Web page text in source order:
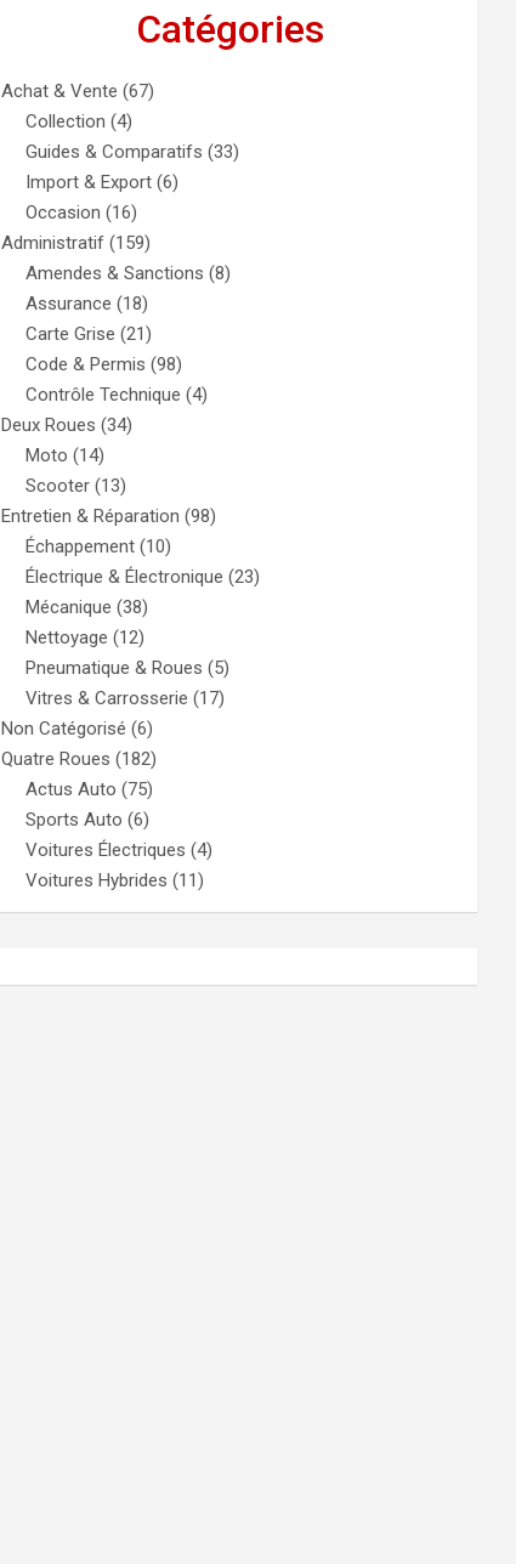
Catégories
Achat & Vente (67)
Collection (4)
Guides & Comparatifs (33)
Import & Export (6)
Occasion (16)
Administratif (159)
Amendes & Sanctions (8)
Assurance (18)
Carte Grise (21)
Code & Permis (98)
Contrôle Technique (4)
Deux Roues (34)
Moto (14)
Scooter (13)
Entretien & Réparation (98)
Échappement (10)
Électrique & Électronique (23)
Mécanique (38)
Nettoyage (12)
Pneumatique & Roues (5)
Vitres & Carrosserie (17)
Non Catégorisé (6)
Quatre Roues (182)
Actus Auto (75)
Sports Auto (6)
Voitures Électriques (4)
Voitures Hybrides (11)